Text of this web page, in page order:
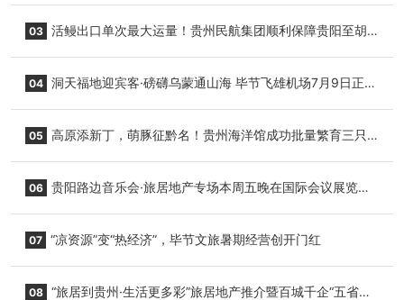
03 活鳗出口单次最大运量！贵州民航集团顺利保障贵阳至胡
04 洞天福地迎宾客·磅礴乌蒙通山海 毕节飞雄机场7月9日正式
05 高原添新丁，萌豚征黔名！贵州海洋馆成功批量繁育三只
06 贵阳路边音乐会·旅居地产专场本周五晚在国际会议展览中
07 “凉资源”变“热经济”，毕节文旅暑期经营创开门红
08 “旅居到贵州·生活更多彩”旅居地产推介暨百城千企“五省